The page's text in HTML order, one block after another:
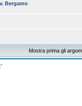
Bergamo
Mostra prima gli